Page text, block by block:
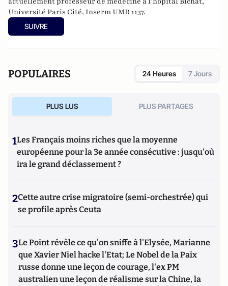
Université Paris Cité, Inserm UMR 1137.
SUIVRE
POPULAIRES 24 Heures 7 Jours
PLUS LUS PLUS PARTAGES
1Les Français moins riches que la moyenne
européenne pour la 3e année consécutive : jusqu'où
ira le grand déclassement ?
2Cette autre crise migratoire (semi-orchestrée) qui
se profile après Ceuta
3Le Point révèle ce qu'on sniffe à l'Elysée, Marianne
que Xavier Niel hacke l'Etat; Le Nobel de la Paix
russe donne une leçon de courage, l'ex PM
australien une leçon de réalisme sur la Chine, la